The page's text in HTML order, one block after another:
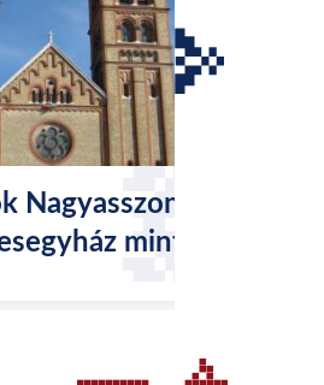
Nagyasszonya
mint